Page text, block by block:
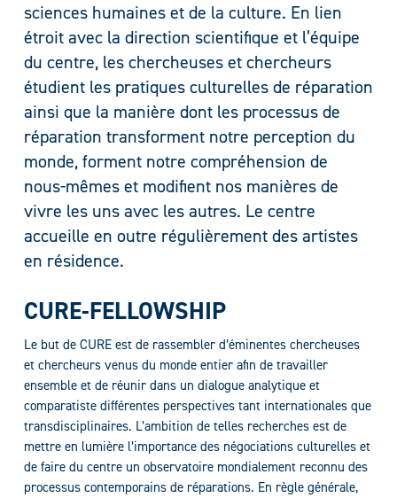
sciences humaines et de la culture. En lien
étroit avec la direction scientifique et l’équipe
du centre, les chercheuses et chercheurs
étudient les pratiques culturelles de réparation
ainsi que la manière dont les processus de
réparation transforment notre perception du
monde, forment notre compréhension de
nous-mêmes et modifient nos manières de
vivre les uns avec les autres. Le centre
accueille en outre régulièrement des artistes
en résidence.
CURE-FELLOWSHIP
Le but de CURE est de rassembler d’éminentes chercheuses
et chercheurs venus du monde entier afin de travailler
ensemble et de réunir dans un dialogue analytique et
comparatiste différentes perspectives tant internationales que
transdisciplinaires. L’ambition de telles recherches est de
mettre en lumière l’importance des négociations culturelles et
de faire du centre un observatoire mondialement reconnu des
processus contemporains de réparations. En règle générale,